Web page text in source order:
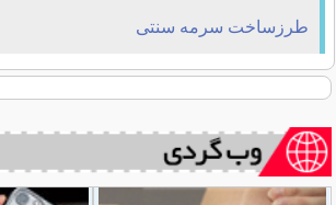
طرزساخت سرمه سنتی